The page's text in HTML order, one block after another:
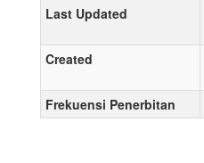
Last Updated
Created
Frekuensi Penerbitan